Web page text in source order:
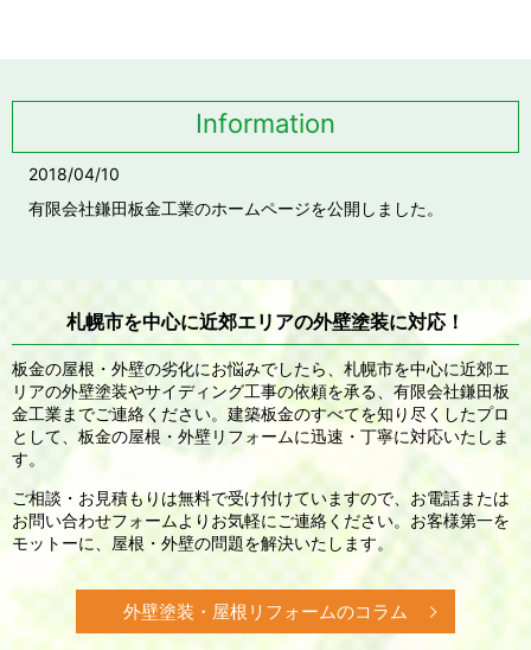
Information
2018/04/10
有限会社鎌田板金工業のホームページを公開しました。
札幌市を中心に近郊エリアの外壁塗装に対応！
板金の屋根・外壁の劣化にお悩みでしたら、札幌市を中心に近郊エ
リアの外壁塗装やサイディング工事の依頼を承る、有限会社鎌田板
金工業までご連絡ください。建築板金のすべてを知り尽くしたプロ
として、板金の屋根・外壁リフォームに迅速・丁寧に対応いたしま
す。
ご相談・お見積もりは無料で受け付けていますので、お電話または
お問い合わせフォームよりお気軽にご連絡ください。お客様第一を
モットーに、屋根・外壁の問題を解決いたします。
外壁塗装・屋根リフォームのコラム